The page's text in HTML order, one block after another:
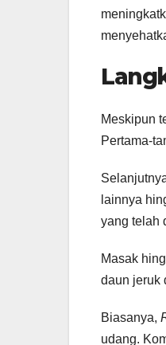
Meskipun
Pertama-
lainnya
yang telah
Masak
daun jeruk
Biasanya,
udang.